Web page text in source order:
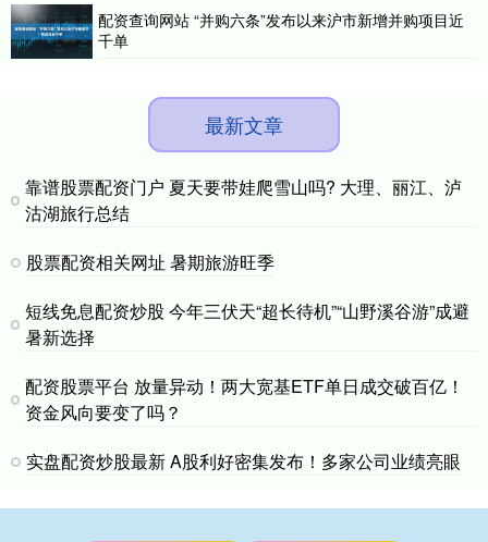
配资查询网站 “并购六条”发布以来沪市新增并购项目近
千单
最新文章
靠谱股票配资门户 夏天要带娃爬雪山吗? 大理、丽江、泸
沽湖旅行总结
股票配资相关网址 暑期旅游旺季
短线免息配资炒股 今年三伏天“超长待机”“山野溪谷游”成避
暑新选择
配资股票平台 放量异动！两大宽基ETF单日成交破百亿！
资金风向要变了吗？
实盘配资炒股最新 A股利好密集发布！多家公司业绩亮眼